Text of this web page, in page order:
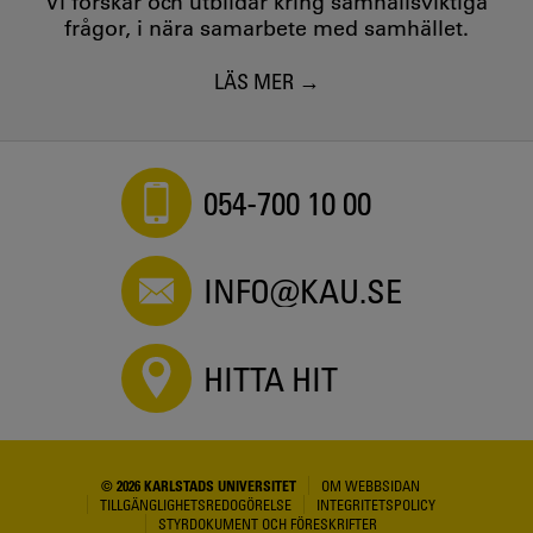
frågor, i nära samarbete med samhället.
LÄS MER
054-700 10 00
INFO@KAU.SE
HITTA HIT
© 2026 KARLSTADS UNIVERSITET
OM WEBBSIDAN
TILLGÄNGLIGHETSREDOGÖRELSE
INTEGRITETSPOLICY
STYRDOKUMENT OCH FÖRESKRIFTER